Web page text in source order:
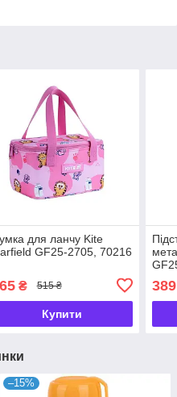
для ланчу Kite
GF25-2705, 70216
₴ 515 ₴
Купити
389
–15%